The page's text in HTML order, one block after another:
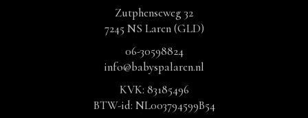
Zutphenseweg 32
7245 NS Laren (GLD)
06-30598824
info@babyspalaren.nl
KVK: 83185496
BTW-id: NL003794599B54